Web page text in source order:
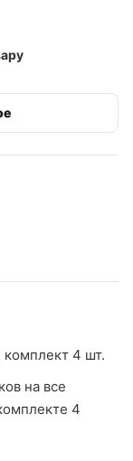
комплект 4 шт.
на все
4